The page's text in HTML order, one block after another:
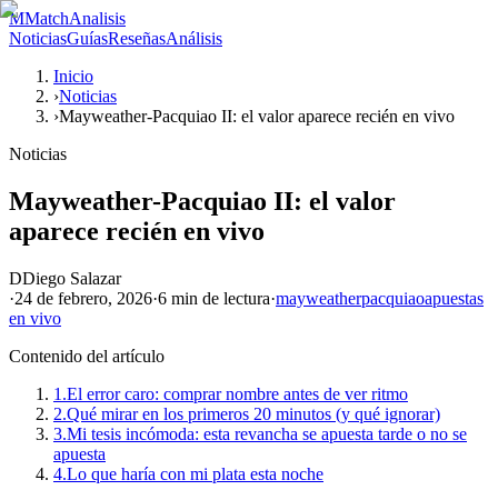
MMatchAnalisis
NoticiasGuíasReseñasAnálisis
Inicio
›Noticias
›Mayweather-Pacquiao II: el valor aparece recién en vivo
Noticias
Mayweather-Pacquiao II: el valor
aparece recién en vivo
DDiego Salazar
·24 de febrero, 2026·6 min de lectura·mayweatherpacquiaoapuestas
en vivo
Contenido del artículo
1.El error caro: comprar nombre antes de ver ritmo
2.Qué mirar en los primeros 20 minutos (y qué ignorar)
3.Mi tesis incómoda: esta revancha se apuesta tarde o no se
apuesta
4.Lo que haría con mi plata esta noche